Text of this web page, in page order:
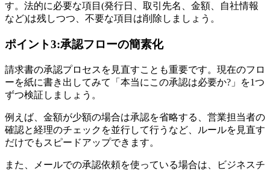
す。法的に必要な項目(発行日、取引先名、金額、自社情報
など)は残しつつ、不要な項目は削除しましょう。
ポイント3:承認フローの簡素化
請求書の承認プロセスを見直すことも重要です。現在のフロ
ーを紙に書き出してみて「本当にこの承認は必要か?」を1つ
ずつ検証しましょう。
例えば、金額が少額の場合は承認を省略する、営業担当者の
確認と経理のチェックを並行して行うなど、ルールを見直す
だけでもスピードアップできます。
また、メールでの承認依頼を使っている場合は、ビジネスチ